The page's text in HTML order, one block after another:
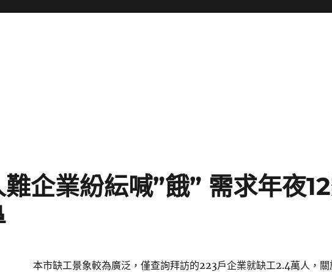
企業紛紜喊”餓” 需求年夜
本市缺工景象較為廣泛，僅查詢拜訪的223戶企業就缺工2.4萬人，